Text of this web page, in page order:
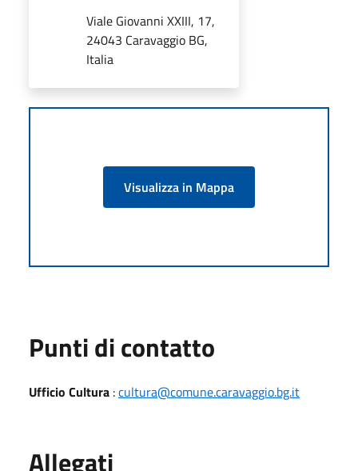
Viale Giovanni XXIII, 17,
24043 Caravaggio BG,
Italia
Visualizza in Mappa
Punti di contatto
Ufficio Cultura :cultura@comune.caravaggio.bg.it
Allegati